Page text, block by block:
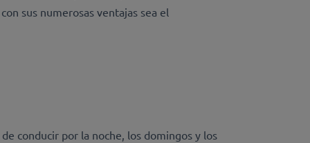
sus numerosas ventajas sea el
conducir por la noche, los domingos y los